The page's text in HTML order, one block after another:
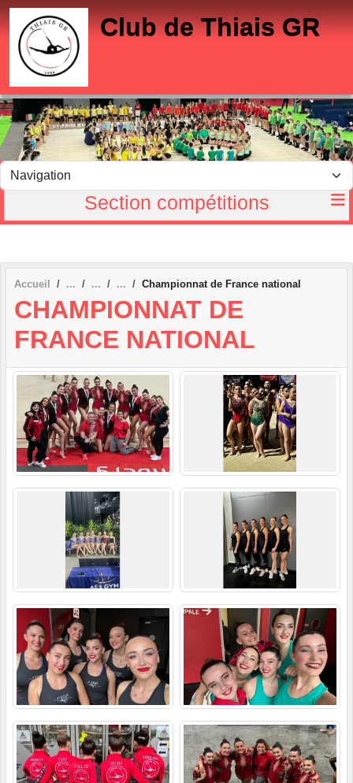
Club de Thiais GR
Section compétitions
Accueil Championnat de France national
CHAMPIONNAT DE
FRANCE NATIONAL
Panneau de gestion des cookies